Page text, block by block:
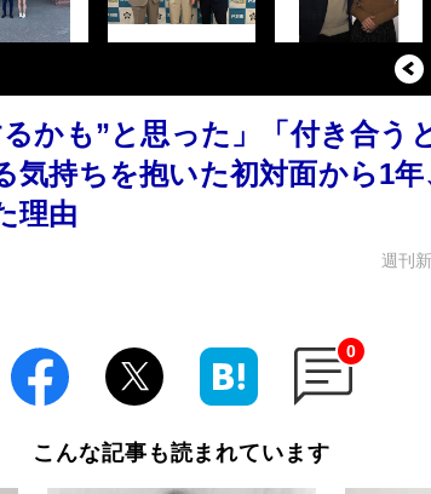
るかも”と思った」「付き合う
持ちを抱いた初対面から1年
理由
週刊
0
こんな記事も読まれています